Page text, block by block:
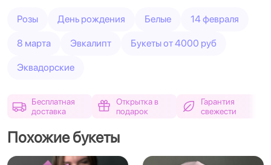
Розы День рождения Белые 14 февраля
8 марта Эвкалипт Букеты от 4000 руб
Эквадорские
Бесплатная
доставка
Открытка в
подарок
Гарантия
свежести
Похожие букеты